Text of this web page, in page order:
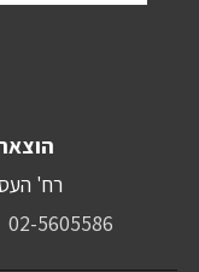
רח' העסקן 3, קרית
02-5605586